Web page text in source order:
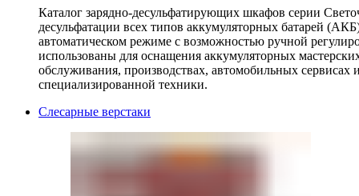
Каталог зарядно-десульфатирующих шкафов серии
десульфатации всех типов аккумуляторных батарей
автоматическом режиме с возможностью ручной
использованы для оснащения аккумуляторных
обслуживания, производствах, автомобильных
специализированной техники.
Слесарные верстаки